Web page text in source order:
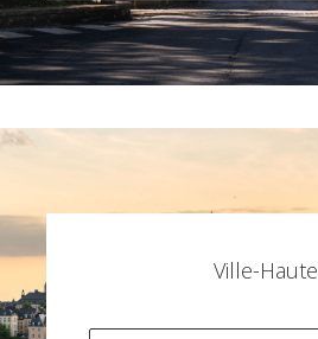
Ville-Haute